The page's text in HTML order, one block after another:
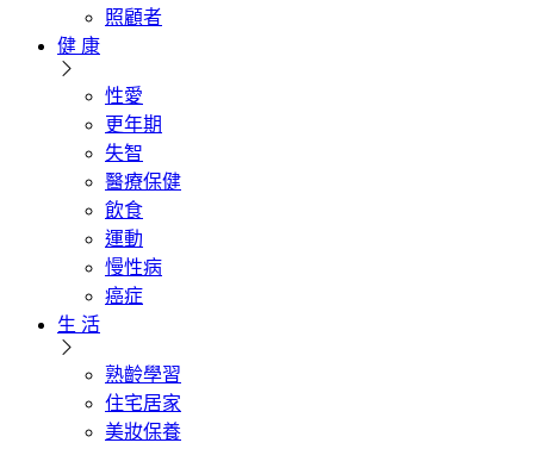
照顧者
健 康
性愛
更年期
失智
醫療保健
飲食
運動
慢性病
癌症
生 活
熟齡學習
住宅居家
美妝保養